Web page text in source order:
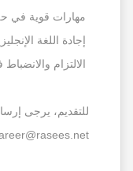
مهارات قوية في
إجادة اللغة
الالتزام
للتقديم، يرجى